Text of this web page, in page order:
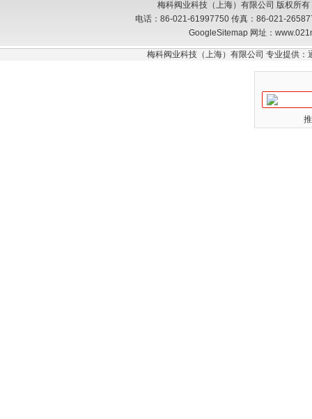
梅科阀业科技（上海）有限公司 版权所
电话：86-021-61997750 传真：86-021-
GoogleSitemap网址：
梅科阀业科技（上海）有限公司 专业提供